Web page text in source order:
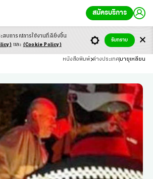
สมัครบริการ
หนังสือพิมพ์ ต่างประเทศ มายุเหลียน
สบการณ์การใช้งานที่ดียิ่งขึ้น
และ (Cookie Policy)
รับทราบ